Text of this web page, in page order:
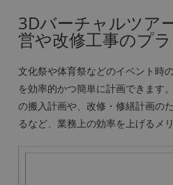
3Dバーチャルツア
営や改修工事のプ
文化祭や体育祭などのイベント時
を効率的かつ簡単に計画できます
の搬入計画や、改修・修繕計画の
るなど、業務上の効率を上げるメ